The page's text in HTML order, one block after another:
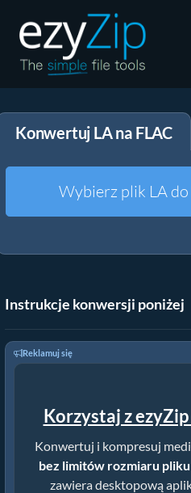
Rozpakuj
Inne narzędzia
Konwertuj LA na FLAC
Wybierz plik LA
Instrukcje konwersji poniżej
Reklamuj się
Korzystaj z
Konwertuj i kompresuj
bez limitów rozmiaru pliku
zawiera desktopową